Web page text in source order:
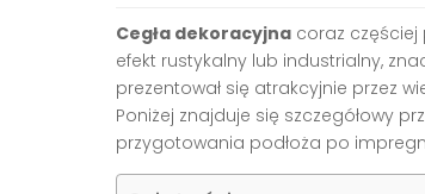
Cegła dekoracyjna coraz częściej
efekt rustykalny lub industrialny,
prezentował się atrakcyjnie przez
Poniżej znajduje się szczegółowy
przygotowania podłoża po